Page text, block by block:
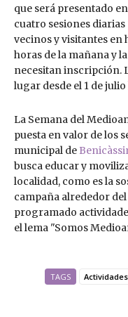
que será presentado
cuatro sesiones
vecinos y visitantes en
horas de la mañana y
necesitan inscripción.
lugar desde el 1 de julio
La Semana del
puesta en valor de los
municipal de
busca educar y
localidad, como es la
campaña alrededor
programado
el lema "Somos
TAGS